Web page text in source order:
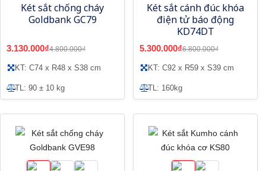
Két sắt chống cháy
Goldbank GC79
3.130.000₫4.800.000₫
KT: C74 x R48 x S38 cm
TL: 90 ± 10 kg
Két sắt cánh đúc khóa
điện tử báo động
KD74DT
5.300.000₫6.800.000₫
KT: C92 x R59 x S39 cm
TL: 160kg